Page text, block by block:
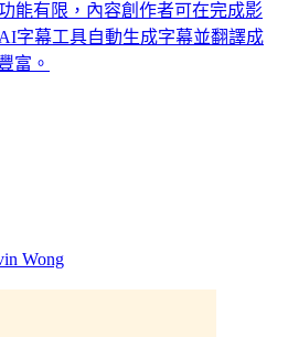
能有限，內容創作者可在完成影
字幕工具自動生成字幕並翻譯成
富。
Wong